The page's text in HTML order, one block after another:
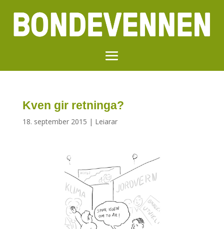
Kven gir retninga?
18. september 2015 | Leiarar